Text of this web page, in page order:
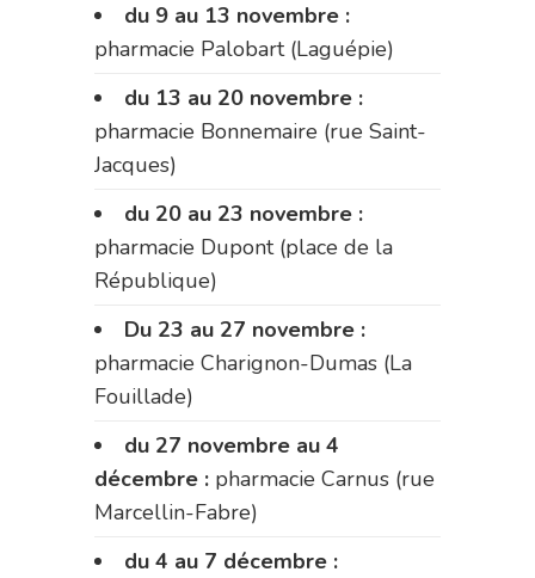
du 9 au 13 novembre :
pharmacie Palobart (Laguépie)
du 13 au 20 novembre :
pharmacie Bonnemaire (rue Saint-
Jacques)
du 20 au 23 novembre :
pharmacie Dupont (place de la
République)
Du 23 au 27 novembre :
pharmacie Charignon-Dumas (La
Fouillade)
du 27 novembre au 4
décembre : pharmacie Carnus (rue
Marcellin-Fabre)
du 4 au 7 décembre :